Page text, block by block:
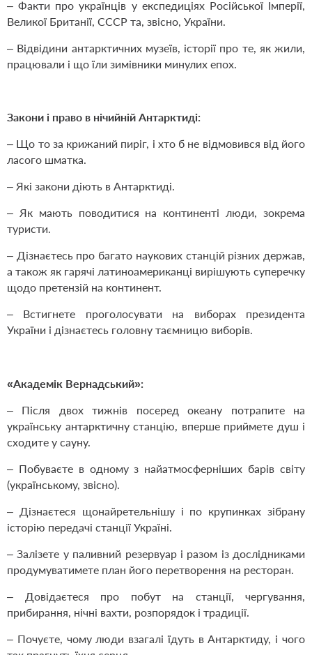
–Факти про українців у експедиціях Російської Імперії,
Великої Британії, СССР та, звісно, України.
– Відвідини антарктичних музеїв, історії про те, як жили,
працювали і що їли зимівники минулих епох.
Закони і право в нічийній Антарктиді:
– Що то за крижаний пиріг, і хто б не відмовився від його
ласого шматка.
– Які закони діють в Антарктиді.
– Як мають поводитися на континенті люди, зокрема
туристи.
– Дізнаєтесь про багато наукових станцій різних держав,
а також як гарячі латиноамериканці вирішують суперечку
щодо претензій на континент.
– Встигнете проголосувати на виборах президента
України і дізнаєтесь головну таємницю виборів.
«Академік Вернадський»:
– Після двох тижнів посеред океану потрапите на
українську антарктичну станцію, вперше приймете душ і
сходите у сауну.
– Побуваєте в одному з найатмосферніших барів світу
(українському, звісно).
– Дізнаєтеся щонайретельнішу і по крупинках зібрану
історію передачі станції Україні.
– Залізете у паливний резервуар і разом із дослідниками
продумуватимете план його перетворення на ресторан.
– Довідаєтеся про побут на станції, чергування,
прибирання, нічні вахти, розпорядок і традиції.
– Почуєте, чому люди взагалі їдуть в Антарктиду, і чого